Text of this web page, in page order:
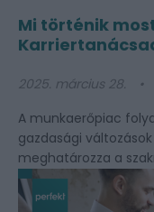
Mi történik
2025. március 28.
A munkaerőpiac
gazdasági
meghatározza a